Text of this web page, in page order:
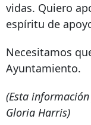
vidas. Quiero
espíritu de
Necesitamos
Ayuntamiento.
(Esta
Gloria Harris)